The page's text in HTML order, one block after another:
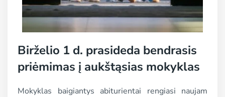
Birželio 1 d. prasideda bendrasis
priėmimas į aukštąsias mokyklas
Mokyklas baigiantys abiturientai rengiasi naujam